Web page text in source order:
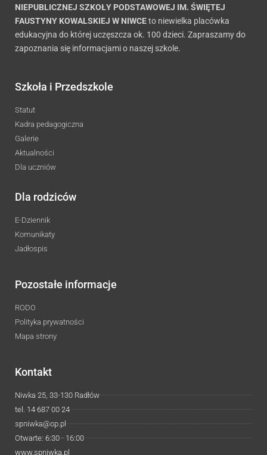
NIEPUBLICZNEJ SZKOŁY PODSTAWOWEJ IM. ŚWIĘTEJ
FAUSTYNY KOWALSKIEJ W NIWCEto niewielka placówka
edukacyjna do której uczęszcza ok. 100 dzieci. Zapraszamy do
zapoznania się informacjami o naszej szkole.
Szkoła i Przedszkole
Statut
Kadra pedagogiczna
Galerie
Aktualności
Dla uczniów
Dla rodziców
E-Dziennik
Komunikaty
Jadłospis
Pozostałe informacje
RODO
Polityka prywatności
Mapa strony
Kontakt
Niwka 25, 33-130 Radłów
tel. 14 687 00 24
spniwka@op.pl
Otwarte: 6:30 - 16:00
www.spniwka.pl